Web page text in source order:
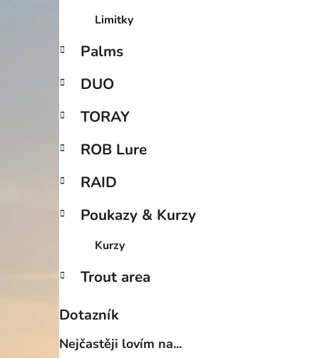
Limitky
Palms
DUO
TORAY
ROB Lure
RAID
Poukazy & Kurzy
Kurzy
Trout area
Dotazník
Nejčastěji lovím na...